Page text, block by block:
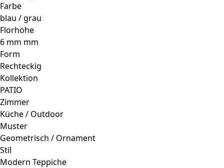
Farbe
blau / grau
Florhöhe
6 mm mm
Form
Rechteckig
Kollektion
PATIO
Zimmer
Küche / Outdoor
Muster
Geometrisch / Ornament
Stil
Modern Teppiche